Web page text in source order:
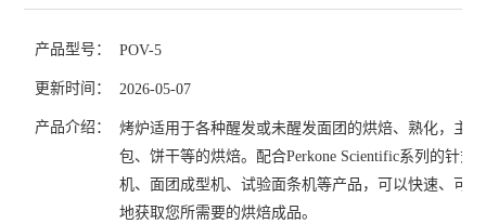
产品型号： POV-5
更新时间： 2026-05-07
产品介绍：
烤炉适用于各种醒发或未醒发面团的烘焙、熟化，主
包、饼干等的烘焙。配合Perkone Scientific系列的针式
机、面团成型机、试验面条机等产品，可以快速、可
地获取您所需要的烘焙成品。